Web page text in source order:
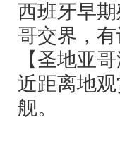
西班牙早
哥交界，
【圣地亚
近距离地
舰。